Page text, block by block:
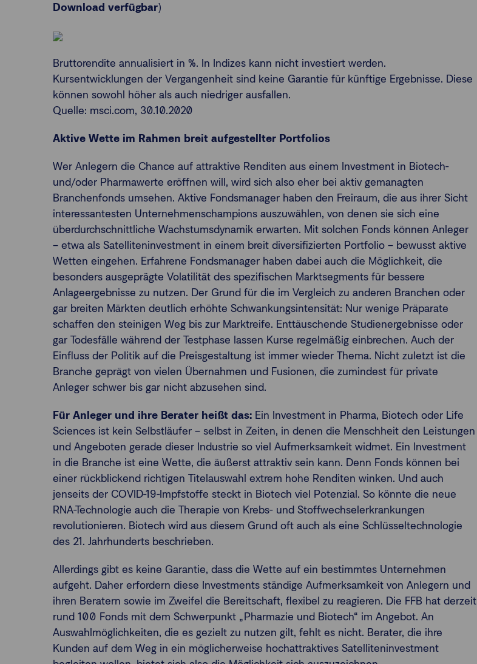
Download verfügbar)
Bruttorendite annualisiert in %. In Indizes kann nicht investiert werden.
Kursentwicklungen der Vergangenheit sind keine Garantie für künftige Ergebnisse. Diese
können sowohl höher als auch niedriger ausfallen.
Quelle: msci.com, 30.10.2020
Aktive Wette im Rahmen breit aufgestellter Portfolios
Wer Anlegern die Chance auf attraktive Renditen aus einem Investment in Biotech-
und/oder Pharmawerte eröffnen will, wird sich also eher bei aktiv gemanagten
Branchenfonds umsehen. Aktive Fondsmanager haben den Freiraum, die aus ihrer Sicht
interessantesten Unternehmenschampions auszuwählen, von denen sie sich eine
überdurchschnittliche Wachstumsdynamik erwarten. Mit solchen Fonds können Anleger
– etwa als Satelliteninvestment in einem breit diversifizierten Portfolio – bewusst aktive
Wetten eingehen. Erfahrene Fondsmanager haben dabei auch die Möglichkeit, die
besonders ausgeprägte Volatilität des spezifischen Marktsegments für bessere
Anlageergebnisse zu nutzen. Der Grund für die im Vergleich zu anderen Branchen oder
gar breiten Märkten deutlich erhöhte Schwankungsintensität: Nur wenige Präparate
schaffen den steinigen Weg bis zur Marktreife. Enttäuschende Studienergebnisse oder
gar Todesfälle während der Testphase lassen Kurse regelmäßig einbrechen. Auch der
Einfluss der Politik auf die Preisgestaltung ist immer wieder Thema. Nicht zuletzt ist die
Branche geprägt von vielen Übernahmen und Fusionen, die zumindest für private
Anleger schwer bis gar nicht abzusehen sind.
Für Anleger und ihre Berater heißt das: Ein Investment in Pharma, Biotech oder Life
Sciences ist kein Selbstläufer – selbst in Zeiten, in denen die Menschheit den Leistungen
und Angeboten gerade dieser Industrie so viel Aufmerksamkeit widmet. Ein Investment
in die Branche ist eine Wette, die äußerst attraktiv sein kann. Denn Fonds können bei
einer rückblickend richtigen Titelauswahl extrem hohe Renditen winken. Und auch
jenseits der COVID-19-Impfstoffe steckt in Biotech viel Potenzial. So könnte die neue
RNA-Technologie auch die Therapie von Krebs- und Stoffwechselerkrankungen
revolutionieren. Biotech wird aus diesem Grund oft auch als eine Schlüsseltechnologie
des 21. Jahrhunderts beschrieben.
Allerdings gibt es keine Garantie, dass die Wette auf ein bestimmtes Unternehmen
aufgeht. Daher erfordern diese Investments ständige Aufmerksamkeit von Anlegern und
ihren Beratern sowie im Zweifel die Bereitschaft, flexibel zu reagieren. Die FFB hat derzeit
rund 100 Fonds mit dem Schwerpunkt „Pharmazie und Biotech“ im Angebot. An
Auswahlmöglichkeiten, die es gezielt zu nutzen gilt, fehlt es nicht. Berater, die ihre
Kunden auf dem Weg in ein möglicherweise hochattraktives Satelliteninvestment